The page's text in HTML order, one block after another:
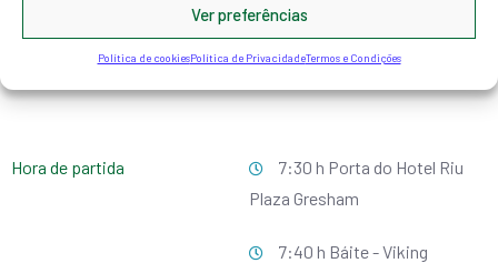
Ver preferências
Política de cookiesPolítica de PrivacidadeTermos e Condições
Hora de partida
7:30 h Porta do Hotel Riu
Plaza Gresham
7:40 h Báite - Viking